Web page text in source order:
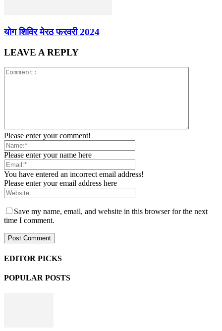
योग शिविर मेरठ फरवरी 2024
LEAVE A REPLY
Please enter your comment!
Please enter your name here
You have entered an incorrect email address!
Please enter your email address here
Save my name, email, and website in this browser for the next
time I comment.
EDITOR PICKS
POPULAR POSTS